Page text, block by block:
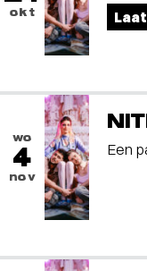
okt
wo
4
nov
Een